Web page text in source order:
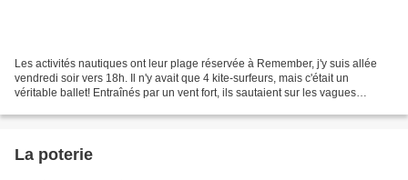
Les activités nautiques ont leur plage réservée à Remember, j'y suis allée
vendredi soir vers 18h. Il n'y avait que 4 kite-surfeurs, mais c'était un
véritable ballet! Entraînés par un vent fort, ils sautaient sur les vagues
La poterie